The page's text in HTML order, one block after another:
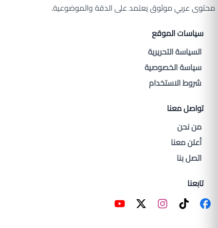
محتوى عربي موثوق يعتمد على الدقة والموضوعية.
سياسات الموقع
السياسة التحريرية
سياسة الخصوصية
شروط الاستخدام
تواصل معنا
من نحن
أعلن معنا
اتصل بنا
تابعنا